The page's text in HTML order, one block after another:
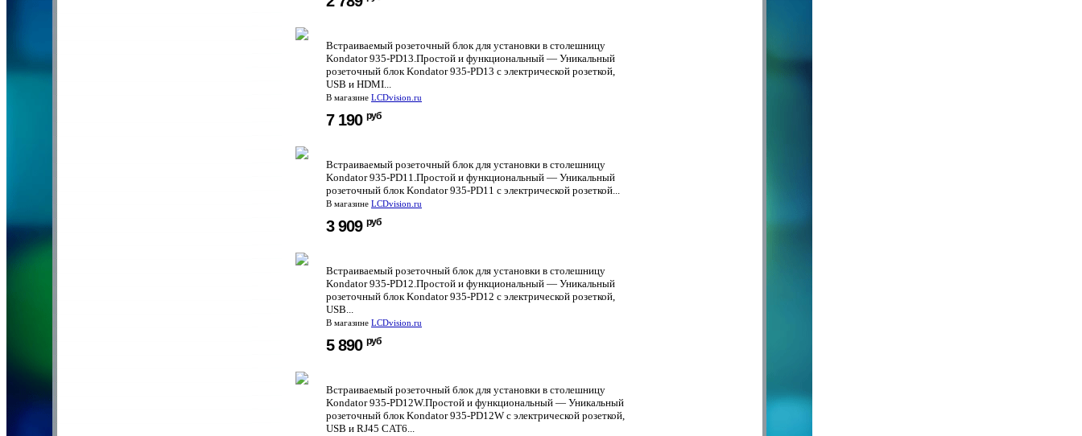
Встраиваемый розеточный блок для установки в столешницу
Kondator 935-PD13.Простой и функциональный — Уникальный
розеточный блок Kondator 935-PD13 с электрической розеткой,
USB и HDMI...
В магазине LCDvision.ru
7 190 руб
Встраиваемый розеточный блок для установки в столешницу
Kondator 935-PD11.Простой и функциональный — Уникальный
розеточный блок Kondator 935-PD11 с электрической розеткой...
В магазине LCDvision.ru
3 909 руб
Встраиваемый розеточный блок для установки в столешницу
Kondator 935-PD12.Простой и функциональный — Уникальный
розеточный блок Kondator 935-PD12 с электрической розеткой,
USB...
В магазине LCDvision.ru
5 890 руб
Встраиваемый розеточный блок для установки в столешницу
Kondator 935-PD12W.Простой и функциональный — Уникальный
розеточный блок Kondator 935-PD12W с электрической розеткой,
USB и RJ45 CAT6...